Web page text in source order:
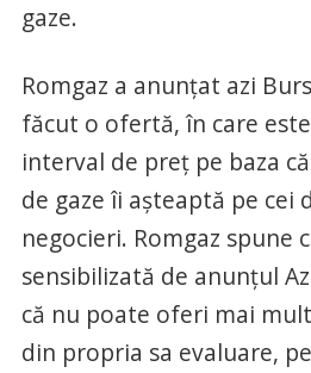
gaze.
Romgaz a anunțat azi
făcut o ofertă, în care
interval de preț pe baza
de gaze îi așteaptă pe cei
negocieri. Romgaz spune
sensibilizată de anunțul
că nu poate oferi mai
din propria sa evaluare,